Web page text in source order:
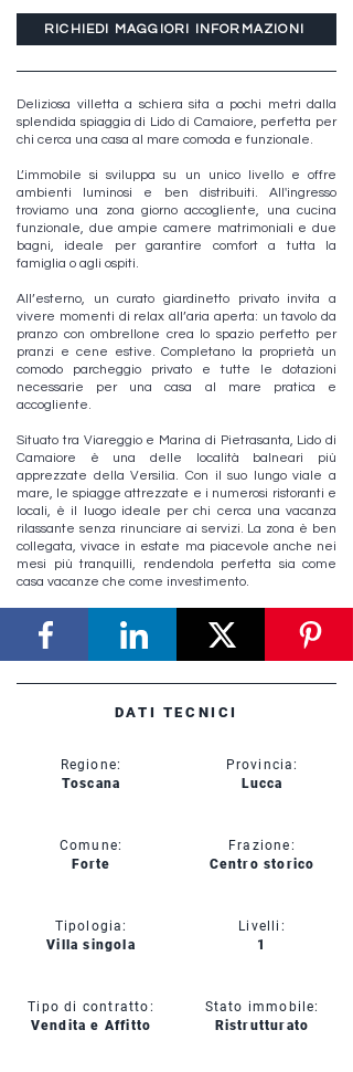
RICHIEDI MAGGIORI INFORMAZIONI
Deliziosa villetta a schiera sita a pochi metri dalla
splendida spiaggia di Lido di Camaiore, perfetta per
chi cerca una casa al mare comoda e funzionale.
L’immobile si sviluppa su un unico livello e offre
ambienti luminosi e ben distribuiti. All'ingresso
troviamo una zona giorno accogliente, una cucina
funzionale, due ampie camere matrimoniali e due
bagni, ideale per garantire comfort a tutta la
famiglia o agli ospiti.
All’esterno, un curato giardinetto privato invita a
vivere momenti di relax all’aria aperta: un tavolo da
pranzo con ombrellone crea lo spazio perfetto per
pranzi e cene estive. Completano la proprietà un
comodo parcheggio privato e tutte le dotazioni
necessarie per una casa al mare pratica e
accogliente.
Situato tra Viareggio e Marina di Pietrasanta, Lido di
Camaiore è una delle località balneari più
apprezzate della Versilia. Con il suo lungo viale a
mare, le spiagge attrezzate e i numerosi ristoranti e
locali, è il luogo ideale per chi cerca una vacanza
rilassante senza rinunciare ai servizi. La zona è ben
collegata, vivace in estate ma piacevole anche nei
mesi più tranquilli, rendendola perfetta sia come
casa vacanze che come investimento.
DATI TECNICI
Regione:
Toscana
Comune:
Forte
Tipologia:
Villa singola
Tipo di contratto:
Vendita e Affitto
Provincia:
Lucca
Frazione:
Centro storico
Livelli:
1
Stato immobile:
Ristrutturato